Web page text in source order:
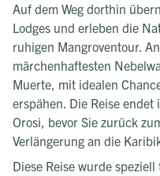
Auf dem Weg dorthin
Lodges und erleben die
ruhigen Mangroventour.
märchenhaftesten
Muerte, mit idealen
erspähen. Die Reise
Orosi, bevor Sie zurück
Verlängerung an die
Diese Reise wurde